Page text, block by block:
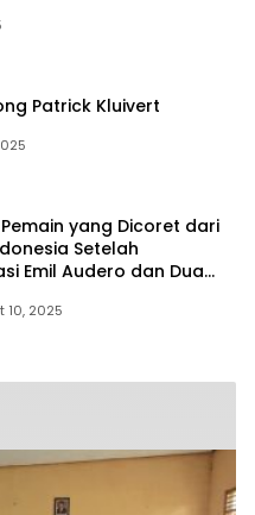
Patrick Kluivert
Pemain yang Dicoret dari
Setelah
Emil Audero dan Dua
Rampung
10, 2025